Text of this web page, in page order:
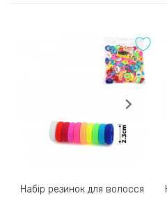
Замовлення
Набір резинок для волосся